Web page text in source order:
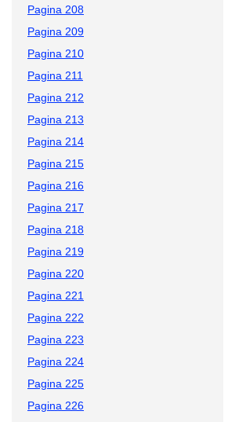
Pagina 208
Pagina 209
Pagina 210
Pagina 211
Pagina 212
Pagina 213
Pagina 214
Pagina 215
Pagina 216
Pagina 217
Pagina 218
Pagina 219
Pagina 220
Pagina 221
Pagina 222
Pagina 223
Pagina 224
Pagina 225
Pagina 226